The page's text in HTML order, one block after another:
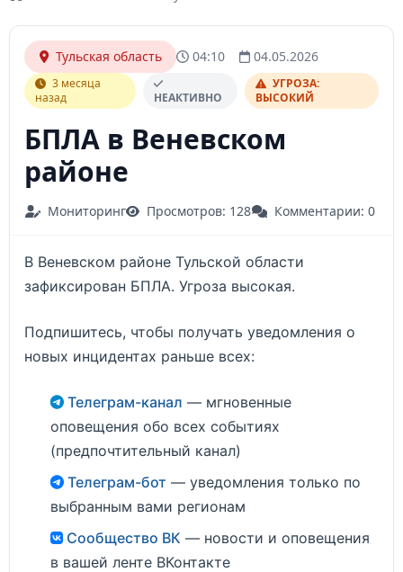
Тульская область 04:10 04.05.2026
3 месяца
назад
НЕАКТИВНО
УГРОЗА:
ВЫСОКИЙ
БПЛА в Веневском
районе
Мониторинг Просмотров: 128 Комментарии: 0
В Веневском районе Тульской области
зафиксирован БПЛА. Угроза высокая.
Подпишитесь, чтобы получать уведомления о
новых инцидентах раньше всех:
Телеграм-канал — мгновенные
оповещения обо всех событиях
(предпочтительный канал)
Телеграм-бот — уведомления только по
выбранным вами регионам
Сообщество ВК — новости и оповещения
в вашей ленте ВКонтакте